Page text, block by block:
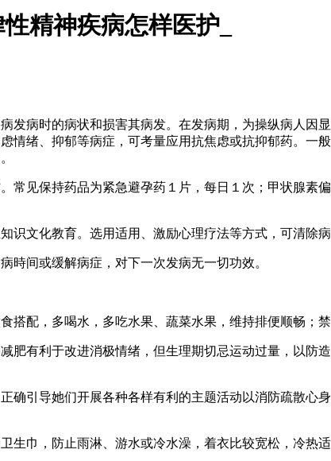
精神疾病怎样医护_
病时的病状和损害其病发。在发病期，为操纵病人因
情绪、抑郁等病症，可考量应用抗焦虑或抗抑郁药。一
见保持药品为紧急避孕药１片，每日１次；甲状腺素
文化教育。选用适用、激励心理疗法等方式，可清除
间或缓解病症，对下一次发病无一切功效。
配，多喝水，多吃水果、蔬菜水果，维持排便顺畅；禁
有利于改进消极情绪，但生理期切忌运动过量，以防
引导她们开展各种各样有利的主题活动以消防疏散心
巾，防止雨淋、游水或冷水澡，着衣比较宽松，冷热适